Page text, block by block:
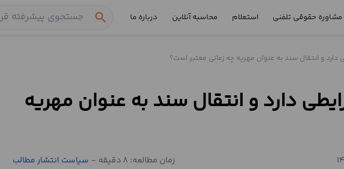
مشاوره حقوقی تلفنی استعلام محاسبه آنلاین درباره ما search
و انتقال سند به عنوان مهریه چه زمانی معتبر است؟
دارد و انتقال سند به عنوان مهریه
زمان مطالعه: 8 دقیقه - سیاست انتشار مطالب